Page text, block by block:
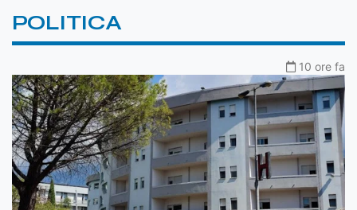
POLITICA
10 ore fa